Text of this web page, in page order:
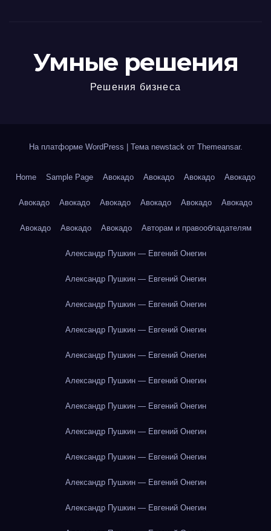
Умные решения
Решения бизнеса
На платформе WordPress Тема newstack от Themeansar.
Home Sample Page Авокадо Авокадо Авокадо Авокадо
Авокадо Авокадо Авокадо Авокадо Авокадо Авокадо
Авокадо Авокадо Авокадо Авторам и правообладателям
Александр Пушкин — Евгений Онегин
Александр Пушкин — Евгений Онегин
Александр Пушкин — Евгений Онегин
Александр Пушкин — Евгений Онегин
Александр Пушкин — Евгений Онегин
Александр Пушкин — Евгений Онегин
Александр Пушкин — Евгений Онегин
Александр Пушкин — Евгений Онегин
Александр Пушкин — Евгений Онегин
Александр Пушкин — Евгений Онегин
Александр Пушкин — Евгений Онегин